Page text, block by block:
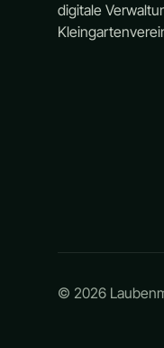
digitale
© 2026